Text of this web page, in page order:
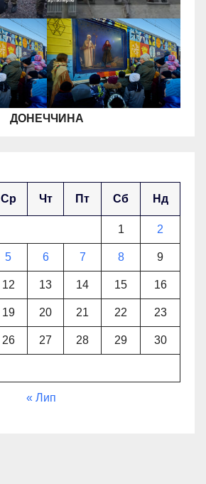
ДОНЕЧЧИНА
Ср Чт Пт Сб Нд
1 2
5 6 7 8 9
12 13 14 15 16
19 20 21 22 23
26 27 28 29 30
« Лип